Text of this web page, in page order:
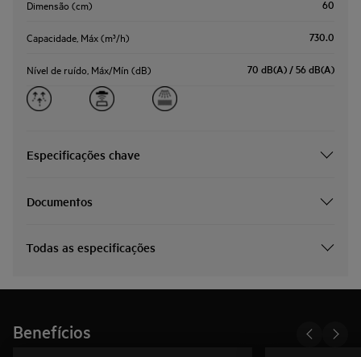
Dimensão (cm) 60
Capacidade, Máx (m³/h) 730.0
Nível de ruído, Máx/Mín (dB) 70 dB(A) / 56 dB(A)
Especificações chave
Documentos
Todas as especificações
Benefícios